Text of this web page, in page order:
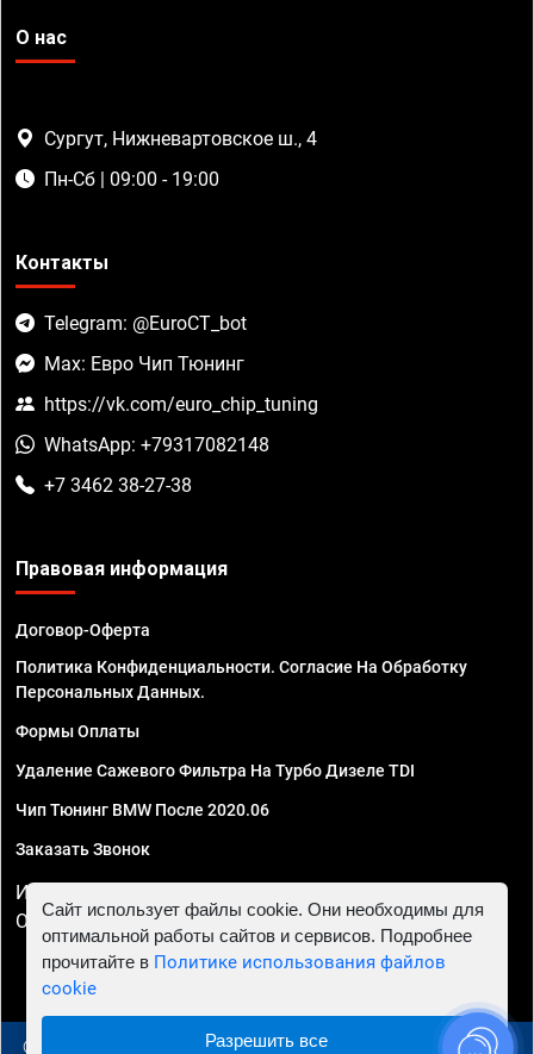
О нас
Сургут, Нижневартовское ш., 4
Пн-Сб | 09:00 - 19:00
Контакты
Telegram: @EuroCT_bot
Max: Евро Чип Тюнинг
https://vk.com/euro_chip_tuning
WhatsApp: +79317082148
+7 3462 38-27-38
Правовая информация
Договор-Оферта
Политика Конфиденциальности. Согласие На Обработку
Персональных Данных.
Формы Оплаты
Удаление Сажевого Фильтра На Турбо Дизеле TDI
Чип Тюнинг BMW После 2020.06
Заказать Звонок
ИП Смирнов Георгий Павлович. ИНН 781302555843,
ОГРНИП 324470400032610
© 2010 - 2026 Чип тюнинг в Сургуте - Автосервис "Евро
Сайт использует файлы cookie. Они необходимы для
оптимальной работы сайтов и сервисов. Подробнее
прочитайте в Политике использования файлов
cookie
Разрешить все